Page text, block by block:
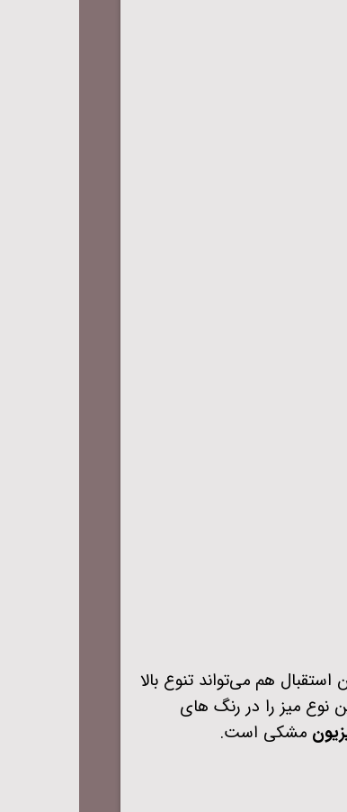
هم می‌تواند تنوع بالا
نوع میز را در رنگ های
مشکی است.